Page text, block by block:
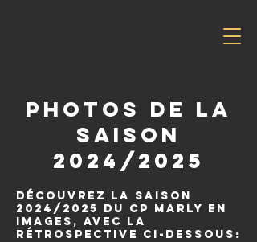
photos de la
saison
2024/2025
Découvrez la saison
2024/2025 du CP Marly en
images, avec la
rétrospective ci-dessous: